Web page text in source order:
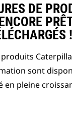
DE
!
sont
en pleine